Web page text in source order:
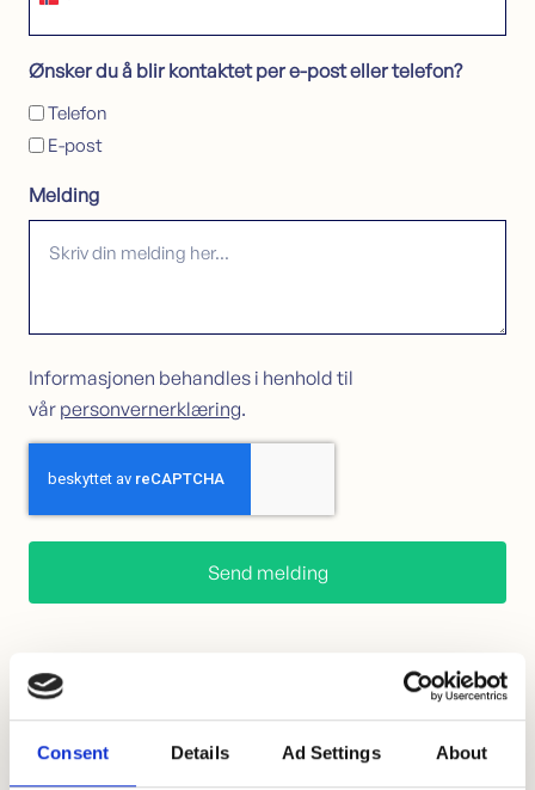
Consent Details Ad Settings About
Bankordlisten
Norway
+47
Ønsker du å blir kontaktet per e-post eller telefon?
Telefon
E-post
Melding
Informasjonen behandles i henhold til
vår personvernerklæring.
Ofte stilte spørsmål
Det er ikke bare-bare å vite alt om lånesøknader og -